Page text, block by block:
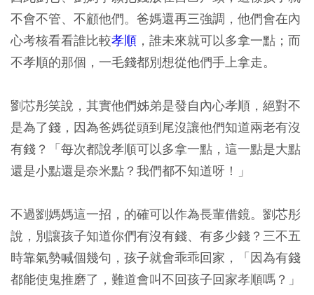
不會不管、不顧他們。爸媽還再三強調，他們會在內
心考核看看誰比較孝順 ，誰未來就可以多拿一點；而
不孝順的那個，一毛錢都別想從他們手上拿走。
劉芯彤笑說，其實他們姊弟是發自內心孝順，絕對不
是為了錢，因為爸媽從頭到尾沒讓他們知道兩老有沒
有錢？「每次都說孝順可以多拿一點，這一點是大點
還是小點還是奈米點？我們都不知道呀！」
不過劉媽媽這一招，的確可以作為長輩借鏡。劉芯彤
說，別讓孩子知道你們有沒有錢、有多少錢？三不五
時靠氣勢喊個幾句，孩子就會乖乖回家，「因為有錢
都能使鬼推磨了，難道會叫不回孩子回家孝順嗎？」